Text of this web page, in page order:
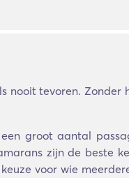
nooit tevoren. Zonder
groot aantal
zijn de beste
voor wie